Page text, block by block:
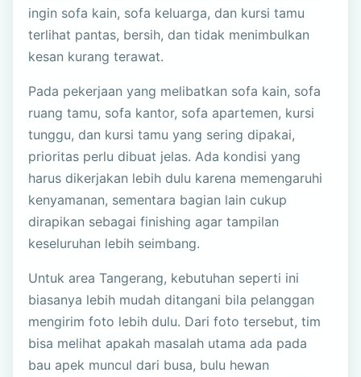
ingin sofa kain, sofa keluarga, dan kursi tamu
terlihat pantas, bersih, dan tidak menimbulkan
kesan kurang terawat.
Pada pekerjaan yang melibatkan sofa kain, sofa
ruang tamu, sofa kantor, sofa apartemen, kursi
tunggu, dan kursi tamu yang sering dipakai,
prioritas perlu dibuat jelas. Ada kondisi yang
harus dikerjakan lebih dulu karena memengaruhi
kenyamanan, sementara bagian lain cukup
dirapikan sebagai finishing agar tampilan
keseluruhan lebih seimbang.
Untuk area Tangerang, kebutuhan seperti ini
biasanya lebih mudah ditangani bila pelanggan
mengirim foto lebih dulu. Dari foto tersebut, tim
bisa melihat apakah masalah utama ada pada
bau apek muncul dari busa, bulu hewan